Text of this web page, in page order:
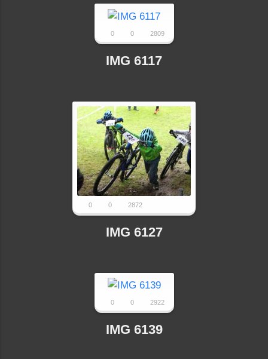
0 0 2809
IMG 6117
0 0 2872
IMG 6127
0 0 2922
IMG 6139